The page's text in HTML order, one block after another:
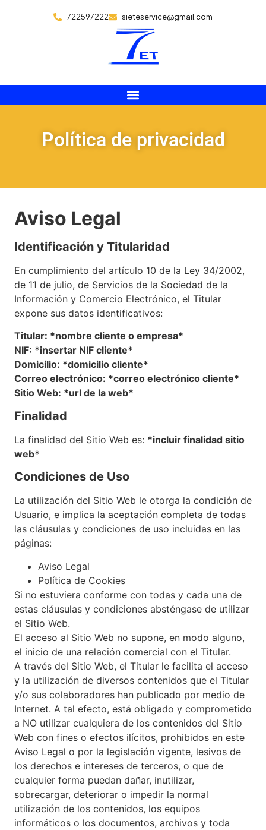
722597222 sieteservice@gmail.com
Política de privacidad
Aviso Legal
Identificación y Titularidad
En cumplimiento del artículo 10 de la Ley 34/2002,
de 11 de julio, de Servicios de la Sociedad de la
Información y Comercio Electrónico, el Titular
expone sus datos identificativos:
Titular: *nombre cliente o empresa*
NIF: *insertar NIF cliente*
Domicilio: *domicilio cliente*
Correo electrónico: *correo electrónico cliente*
Sitio Web: *url de la web*
Finalidad
La finalidad del Sitio Web es: *incluir finalidad sitio
web*
Condiciones de Uso
La utilización del Sitio Web le otorga la condición de
Usuario, e implica la aceptación completa de todas
las cláusulas y condiciones de uso incluidas en las
páginas:
Aviso Legal
Política de Cookies
Si no estuviera conforme con todas y cada una de
estas cláusulas y condiciones absténgase de utilizar
el Sitio Web.
El acceso al Sitio Web no supone, en modo alguno,
el inicio de una relación comercial con el Titular.
A través del Sitio Web, el Titular le facilita el acceso
y la utilización de diversos contenidos que el Titular
y/o sus colaboradores han publicado por medio de
Internet. A tal efecto, está obligado y comprometido
a NO utilizar cualquiera de los contenidos del Sitio
Web con fines o efectos ilícitos, prohibidos en este
Aviso Legal o por la legislación vigente, lesivos de
los derechos e intereses de terceros, o que de
cualquier forma puedan dañar, inutilizar,
sobrecargar, deteriorar o impedir la normal
utilización de los contenidos, los equipos
informáticos o los documentos, archivos y toda